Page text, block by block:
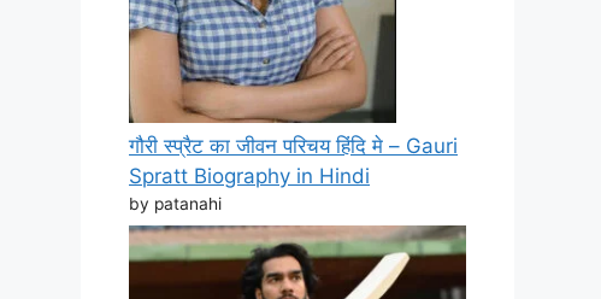
गौरी स्प्रैट का जीवन परिचय हिंदि मे – Gauri
Spratt Biography in Hindi
by patanahi